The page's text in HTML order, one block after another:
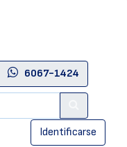
6067-1424
Identificarse